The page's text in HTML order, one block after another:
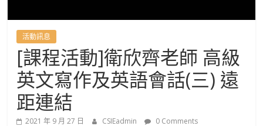
語
文
學
活動訊息
[課程活動]衛欣齊老師 高級
英文寫作及英語會話(三) 遠
距連結
2021 年 9 月 27 日 CSIEadmin 0 Comments